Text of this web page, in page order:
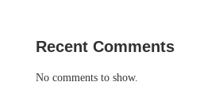
Recent Comments
No comments to show.